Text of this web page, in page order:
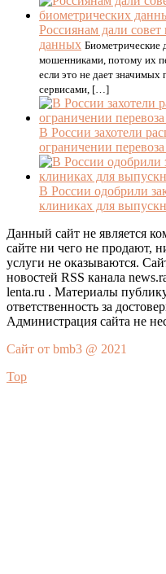
Россиянам дали совет
данных Биометрические
мошенниками, потому их
если это не дает
сервисами, […]
В России захотели
ограничении
В России одобрили
клиниках для
Данный сайт не является
сайте ни чего не продают,
услуги не оказываются.
новостей RSS канала
lenta.ru . Материалы
ответственность за
Администрация сайта не
Сайт от bmb3 @ 2021
Top